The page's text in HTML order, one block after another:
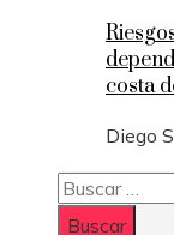
costa
Diego
Buscar: